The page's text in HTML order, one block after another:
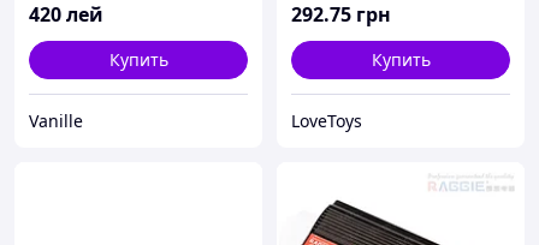
420лей
Купить
Vanille
292.75 грн
Купить
LoveToys